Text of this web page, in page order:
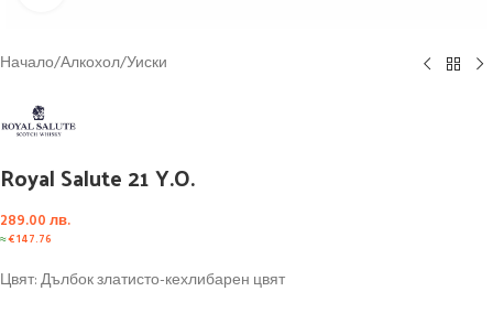
Начало/Алкохол/Уиски
Royal Salute 21 Y.O.
289.00 лв.
≈€147.76
Цвят: Дълбок златисто-кехлибарен цвят